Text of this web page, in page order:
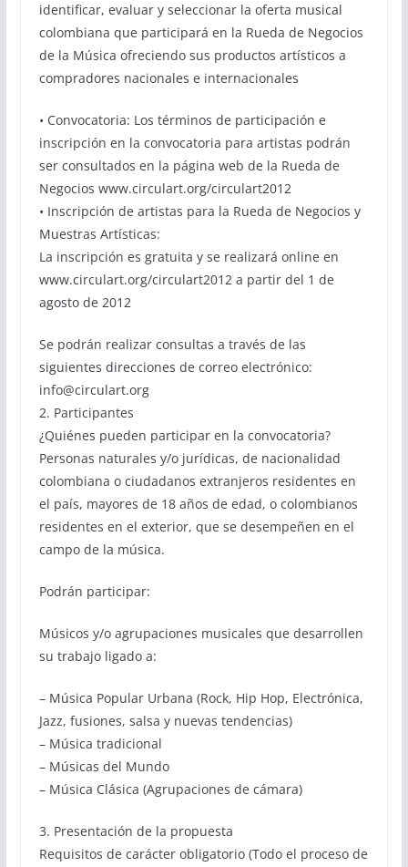
identificar, evaluar y seleccionar la oferta musical
colombiana que participará en la Rueda de Negocios
de la Música ofreciendo sus productos artísticos a
compradores nacionales e internacionales
• Convocatoria: Los términos de participación e
inscripción en la convocatoria para artistas podrán
ser consultados en la página web de la Rueda de
Negocios www.circulart.org/circulart2012
• Inscripción de artistas para la Rueda de Negocios y
Muestras Artísticas:
La inscripción es gratuita y se realizará online en
www.circulart.org/circulart2012 a partir del 1 de
agosto de 2012
Se podrán realizar consultas a través de las
siguientes direcciones de correo electrónico:
info@circulart.org
2. Participantes
¿Quiénes pueden participar en la convocatoria?
Personas naturales y/o jurídicas, de nacionalidad
colombiana o ciudadanos extranjeros residentes en
el país, mayores de 18 años de edad, o colombianos
residentes en el exterior, que se desempeñen en el
campo de la música.
Podrán participar:
Músicos y/o agrupaciones musicales que desarrollen
su trabajo ligado a:
– Música Popular Urbana (Rock, Hip Hop, Electrónica,
Jazz, fusiones, salsa y nuevas tendencias)
– Música tradicional
– Músicas del Mundo
– Música Clásica (Agrupaciones de cámara)
3. Presentación de la propuesta
Requisitos de carácter obligatorio (Todo el proceso de